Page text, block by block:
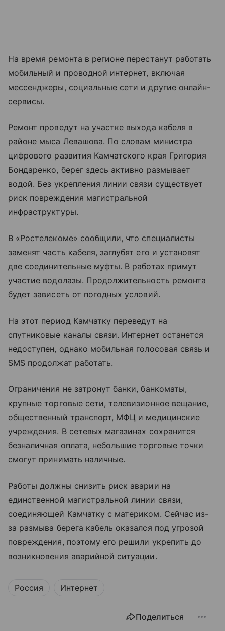
На время ремонта в регионе перестанут работать
мобильный и проводной интернет, включая
мессенджеры, социальные сети и другие онлайн-
сервисы.
Ремонт проведут на участке выхода кабеля в
районе мыса Левашова. По словам министра
цифрового развития Камчатского края Григория
Бондаренко, берег здесь активно размывает
водой. Без укрепления линии связи существует
риск повреждения магистральной
инфраструктуры.
В «Ростелекоме» сообщили, что специалисты
заменят часть кабеля, заглубят его и установят
две соединительные муфты. В работах примут
участие водолазы. Продолжительность ремонта
будет зависеть от погодных условий.
На этот период Камчатку переведут на
спутниковые каналы связи. Интернет останется
недоступен, однако мобильная голосовая связь и
SMS продолжат работать.
Ограничения не затронут банки, банкоматы,
крупные торговые сети, телевизионное вещание,
общественный транспорт, МФЦ и медицинские
учреждения. В сетевых магазинах сохранится
безналичная оплата, небольшие торговые точки
смогут принимать наличные.
Работы должны снизить риск аварии на
единственной магистральной линии связи,
соединяющей Камчатку с материком. Сейчас из-
за размыва берега кабель оказался под угрозой
повреждения, поэтому его решили укрепить до
возникновения аварийной ситуации.
Россия Интернет
Поделиться